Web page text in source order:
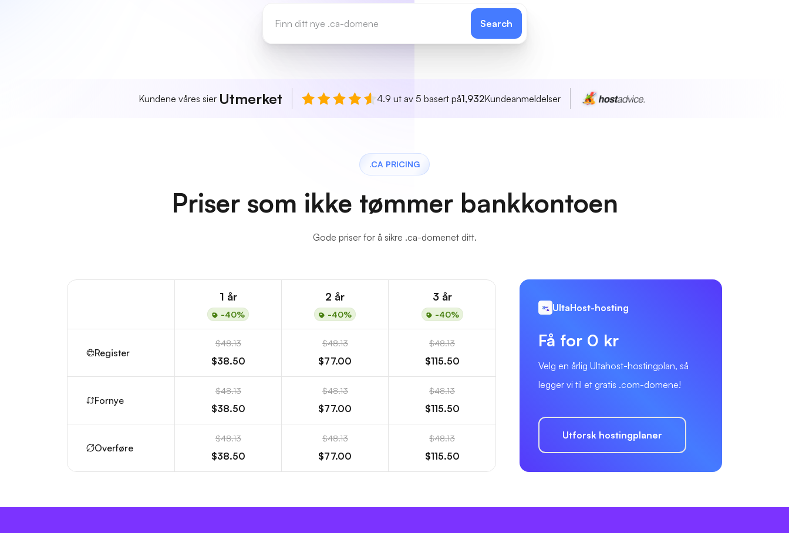
Search
Kundene våres sier Utmerket 4.9 ut av 5 basert på1,932Kundeanmeldelser
.CA PRICING
Priser som ikke tømmer bankkontoen
Gode priser for å sikre .ca-domenet ditt.
1 år
-40%
2 år
-40%
3 år
-40%
Register
$48.13
$38.50
$48.13
$77.00
$48.13
$115.50
Fornye
$48.13
$38.50
$48.13
$77.00
$48.13
$115.50
Overføre
$48.13
$38.50
$48.13
$77.00
$48.13
$115.50
UltaHost-hosting
Få for 0 kr
Velg en årlig Ultahost-hostingplan, så
legger vi til et gratis .com-domene!
Utforsk hostingplaner